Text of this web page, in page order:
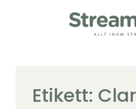
Etikett: